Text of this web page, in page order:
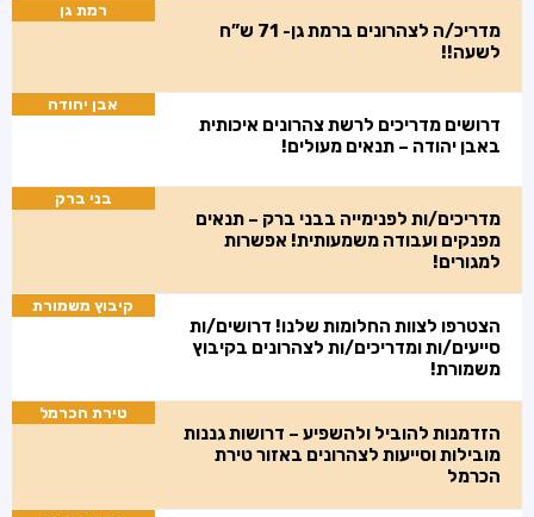
מדריכ/ה לצהרונים ברמת גן- 71 ש”ח
לשעה!!
רמת גן
דרושים מדריכים לרשת צהרונים איכותית
באבן יהודה – תנאים מעולים!
אבן יהודה
מדריכים/ות לפנימייה בבני ברק – תנאים
מפנקים ועבודה משמעותית! אפשרות
למגורים!
בני ברק
הצטרפו לצוות החלומות שלנו! דרושים/ות
סייעים/ות ומדריכים/ות לצהרונים בקיבוץ
משמורת!
קיבוץ משמורת
הזדמנות להוביל ולהשפיע – דרושות גננות
מובילות וסייעות לצהרונים באזור טירת
הכרמל
טירת הכרמל